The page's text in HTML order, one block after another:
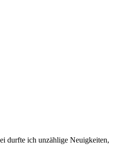
durfte ich unzählige Neuigkeiten,